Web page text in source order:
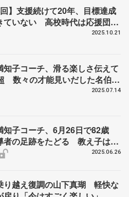
回】支援続けて20年、目標達成
ていない 高校時代は応援団、
方に熱が入る
2025.10.21
知子コーチ、滑る楽しさ伝えて
数々の才能見いだした名伯
ッポン・スポーツ人の肖像】
2025.07.14
知子コーチ、6月26日で82歳
者の足跡をたどる 教え子は伊
り、浅田真央、村上佳菜子、宇
2025.06.26
り越え復調の山下真瑚 軽快な